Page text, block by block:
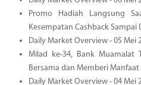
Promo Hadiah Langsung
Kesempatan Cashback Sampai
Daily Market Overview - 05 Mei
Milad ke-34, Bank Muamalat
Bersama dan Memberi Manfaat
Daily Market Overview - 04 Mei